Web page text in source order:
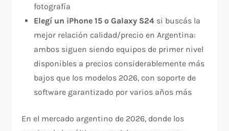
fotografía
Elegí un iPhone 15 o Galaxy S24 si buscás la
mejor relación calidad/precio en Argentina:
ambos siguen siendo equipos de primer nivel
disponibles a precios considerablemente más
bajos que los modelos 2026, con soporte de
software garantizado por varios años más
En el mercado argentino de 2026, donde los